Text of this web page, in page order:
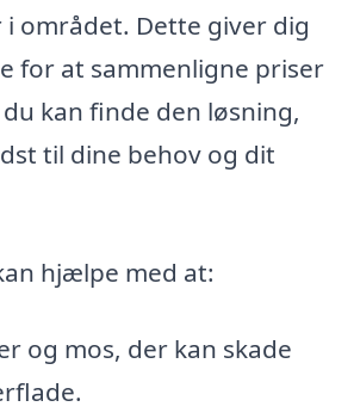
området. Dette giver dig
for at sammenligne priser
kan finde den løsning,
til dine behov og dit
hjælpe med at:
og mos, der kan skade